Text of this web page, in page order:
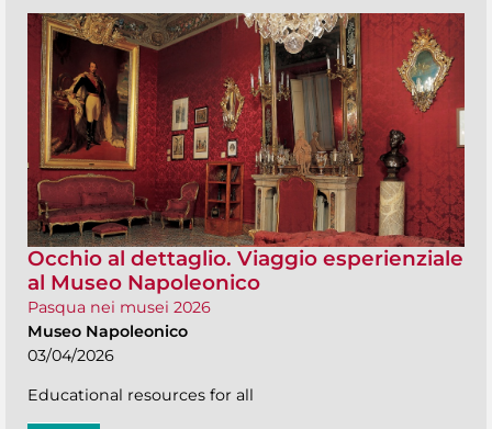
Occhio al dettaglio. Viaggio esperienziale
al Museo Napoleonico
Pasqua nei musei 2026
Museo Napoleonico
03/04/2026
Educational resources for all